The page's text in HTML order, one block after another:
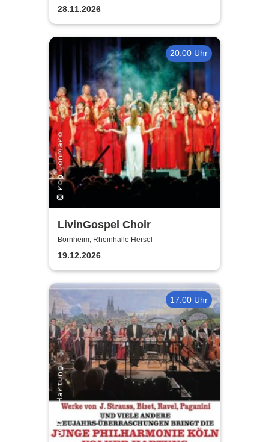
28.11.2026
20:00 Uhr
LivinGospel Choir
Bornheim, Rheinhalle Hersel
19.12.2026
17:00 Uhr